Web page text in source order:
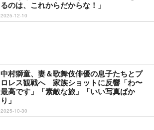
るのは、これからだからな！」
2025-12-10
中村獅童、妻＆歌舞伎俳優の息子たちとプ
ロレス観戦へ 家族ショットに反響「わ〜
最高です」「素敵な旅」「いい写真ばか
り」
2025-10-30